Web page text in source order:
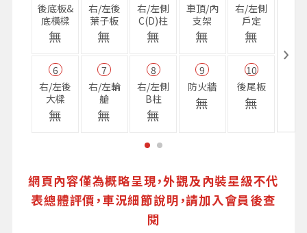
後底板&
底橫樑
無
右/左後
葉子板
無
右/左側
C(D)柱
無
車頂/內
支架
無
右/左側
戶定
無
6
右/左後
大樑
無
7
右/左輪
艙
無
8
右/左側
B柱
無
9
防火牆
無
10
後尾板
無
網頁內容僅為概略呈現，外觀及內裝星級不代
表總體評價，車況細節說明，請加入會員後查
閱